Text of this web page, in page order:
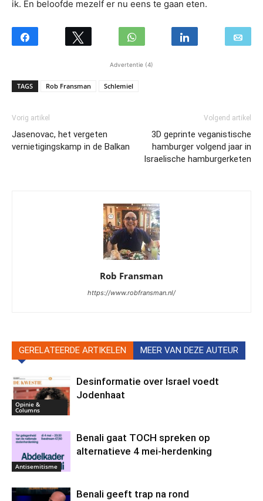
ik. En beloofde mezelf er nu eens te gaan eten.
Advertentie (4)
TAGS Rob Fransman Schlemiel
Vorig artikel
Jasenovac, het vergeten
vernietigingskamp in de Balkan
Volgend artikel
3D geprinte veganistische
hamburger volgend jaar in
Israelische hamburgerketen
Rob Fransman
https://www.robfransman.nl/
GERELATEERDE ARTIKELEN MEER VAN DEZE AUTEUR
Opinie &
Columns
Desinformatie over Israel voedt
Jodenhaat
Antisemitisme
Benali gaat TOCH spreken op
alternatieve 4 mei-herdenking
Benali geeft trap na rond